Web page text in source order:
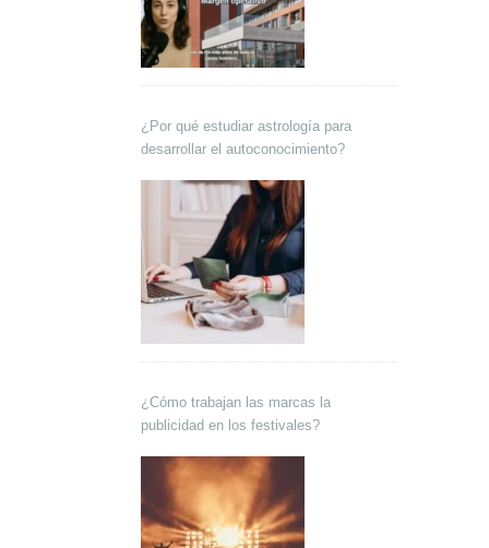
¿Por qué estudiar astrología para
desarrollar el autoconocimiento?
¿Cómo trabajan las marcas la
publicidad en los festivales?